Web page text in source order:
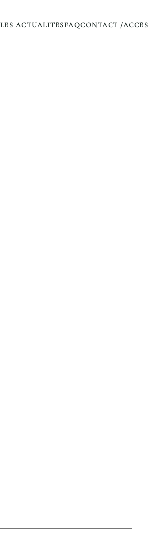
LES ACTUALITÉSFAQCONTACT /ACCÈS